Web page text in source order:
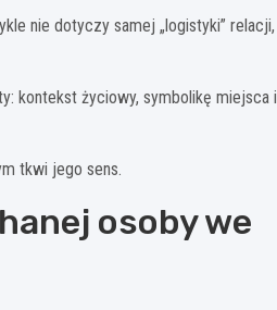
nie dotyczy samej „logistyki” relacji,
kontekst życiowy, symbolikę miejsca i
tkwi jego sens.
osoby we